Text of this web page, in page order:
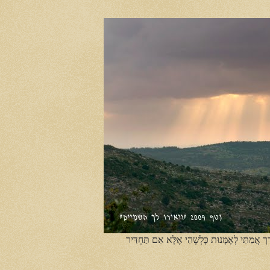
אֲמִתִּי לְאָמָּנוּת כָּלְשֶׁהִי אֶלָּא אִם תַּחְדִּיר